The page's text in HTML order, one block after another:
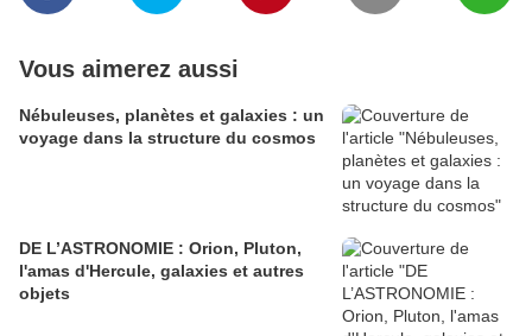
Vous aimerez aussi
Nébuleuses, planètes et galaxies : un
voyage dans la structure du cosmos
DE L’ASTRONOMIE : Orion, Pluton,
l'amas d'Hercule, galaxies et autres
objets